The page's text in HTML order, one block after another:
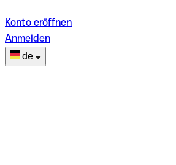
Konto eröffnen
Anmelden
de